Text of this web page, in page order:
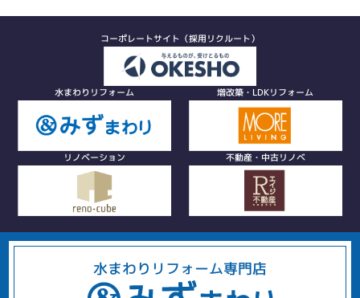
コーポレートサイト（採用リクルート）
水まわりリフォーム 増改築・LDKリフォーム
リノベーション 不動産・中古リノベ
水まわりリフォーム専門店